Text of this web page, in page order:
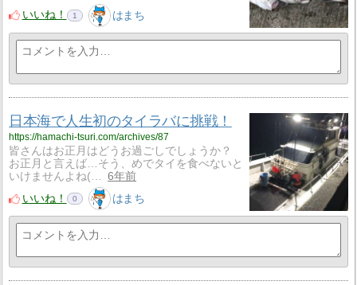
いいね！
1 はまち
日本海で人生初のタイラバに挑戦！
https://hamachi-tsuri.com/archives/87
皆さんはお正月はどうお過ごしでしょうか？
お正月と言えば…そう、めでタイを食べないと
いけませんよね(…
6年前
いいね！
0 はまち